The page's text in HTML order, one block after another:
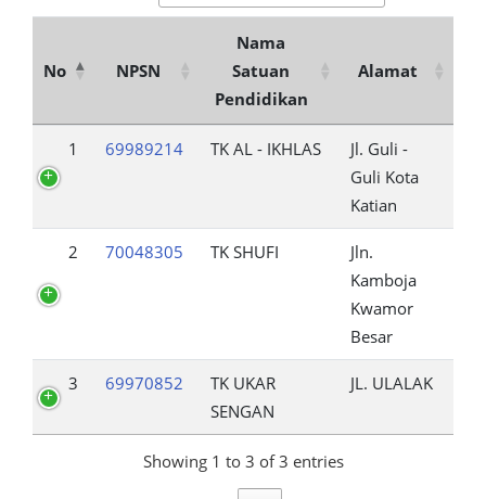
No NPSN
Nama
Satuan
Pendidikan
Alamat
1 69989214 TK AL - IKHLAS
Jl. Guli -
Guli Kota
Katian
2 70048305 TK SHUFI
Jln.
Kamboja
Kwamor
Besar
3 69970852
TK UKAR
SENGAN
JL. ULALAK
Showing 1 to 3 of 3 entries